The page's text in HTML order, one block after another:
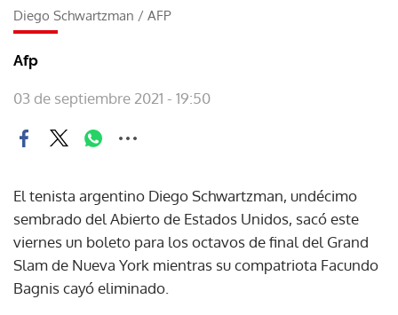
Diego Schwartzman / AFP
Afp
03 de septiembre 2021 - 19:50
El tenista argentino Diego Schwartzman, undécimo
sembrado del Abierto de Estados Unidos, sacó este
viernes un boleto para los octavos de final del Grand
Slam de Nueva York mientras su compatriota Facundo
Bagnis cayó eliminado.